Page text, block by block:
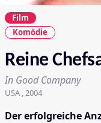
Film
Komödie
Reine
In Good Company
USA , 2004
Der erfolgreiche